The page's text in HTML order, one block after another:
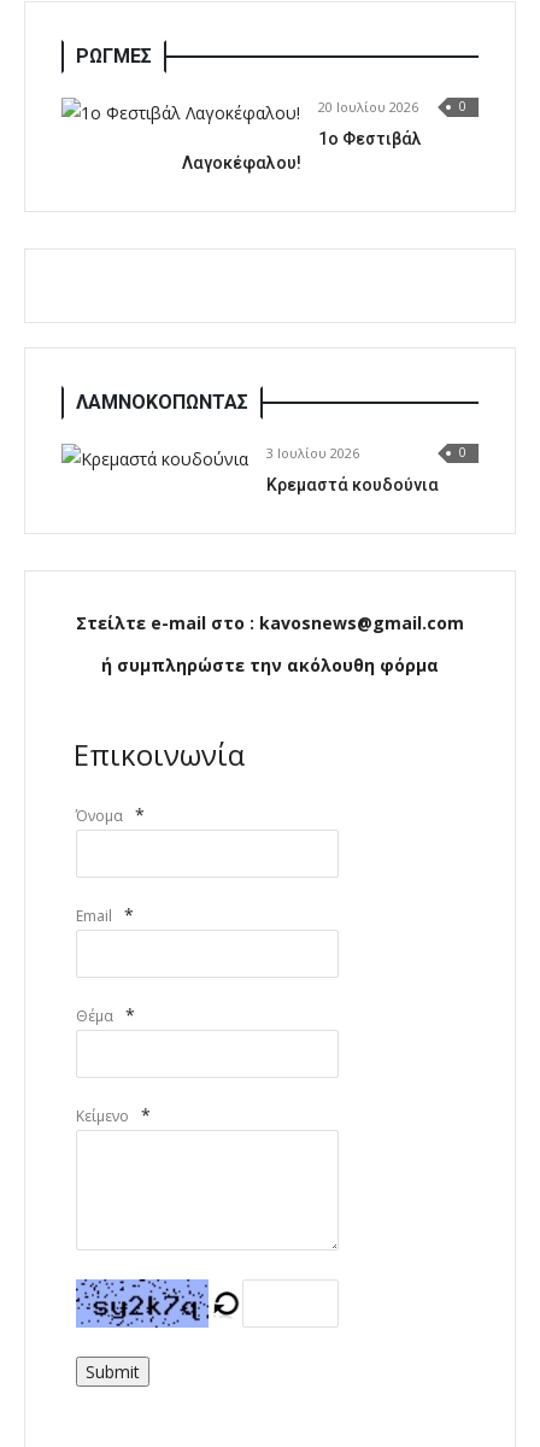
ΡΩΓΜΕΣ
20 Ιουλίου 2026 0
1o Φεστιβάλ
Λαγοκέφαλου!
ΛΑΜΝΟΚΟΠΩΝΤΑΣ
3 Ιουλίου 2026 0
Κρεμαστά κουδούνια
Στείλτε e-mail στο : kavosnews@gmail.com
ή συμπληρώστε την ακόλουθη φόρμα
Επικοινωνία
Όνομα *
Email *
Θέμα *
Κείμενο *
Submit